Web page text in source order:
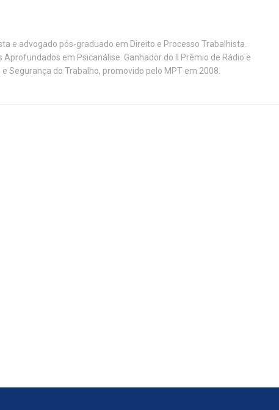
e advogado pós-graduado em Direito e Processo Trabalhista.
Aprofundados em Psicanálise. Ganhador do II Prêmio de Rádio e
Segurança do Trabalho, promovido pelo MPT em 2008.